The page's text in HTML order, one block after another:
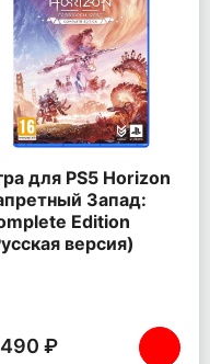
для PS5 Horizon
Запад:
Edition
версия)
₽